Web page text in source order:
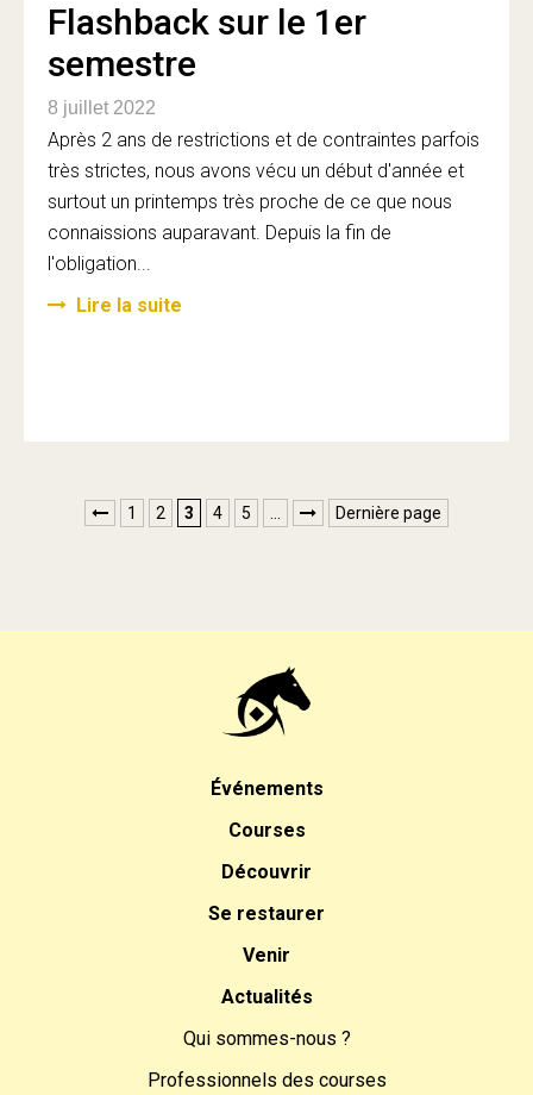
Flashback sur le 1er
semestre
8 juillet 2022
Après 2 ans de restrictions et de contraintes parfois
très strictes, nous avons vécu un début d'année et
surtout un printemps très proche de ce que nous
connaissions auparavant. Depuis la fin de
l'obligation...
Lire la suite
 1 2 3 4 5  Dernière page
Événements
Courses
Découvrir
Se restaurer
Venir
Actualités
Qui sommes-nous ?
Professionnels des courses